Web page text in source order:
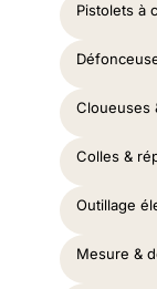
Pistolets à
Cloueuses
Colles &
Outillage
Mesure &